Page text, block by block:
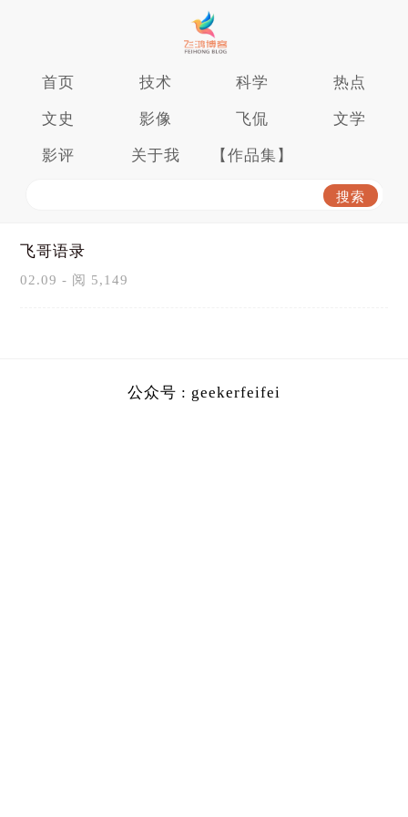
首页 技术 科学 热点
文史 影像 飞侃 文学
影评 关于我 【作品集】
飞哥语录
02.09 - 阅 5,149
公众号 : geekerfeifei